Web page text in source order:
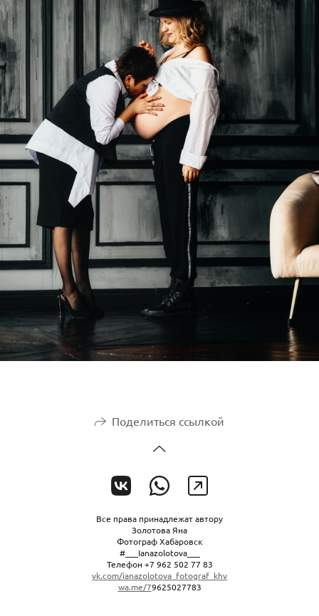
Поделиться ссылкой
Все права принадлежат автору
Золотова Яна
Фотограф Хабаровск
#___Ianazolotova___
Телефон +7 962 502 77 83
vk.com/ianazolotova_fotograf_khv
wa.me/79625027783